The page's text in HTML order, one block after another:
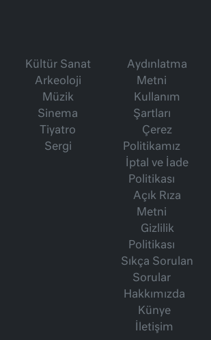
Kültür Sanat
Arkeoloji
Müzik
Sinema
Tiyatro
Sergi
Aydınlatma
Metni
Kullanım
Şartları
Çerez
Politikamız
İptal ve İade
Politikası
Açık Rıza
Metni
Gizlilik
Politikası
Sıkça Sorulan
Sorular
Hakkımızda
Künye
İletişim